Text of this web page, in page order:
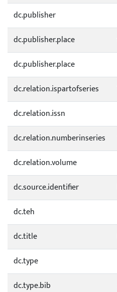
dc.publisher
dc.publisher.place
dc.publisher.place
dc.relation.ispartofseries
dc.relation.issn
dc.relation.numberinseries
dc.relation.volume
dc.source.identifier
dc.teh
dc.title
dc.type
dc.type.bib